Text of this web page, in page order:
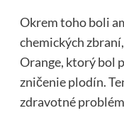
Okrem toho boli
chemických
Orange, ktorý bol
zničenie plodín.
zdravotné